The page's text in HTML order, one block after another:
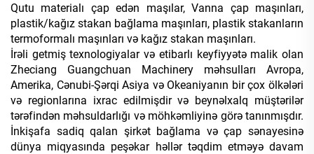
Qutu materialı çap edən maşılar, Vanna çap maşınları,
plastik/kağız stakan bağlama maşınları, plastik stakanların
termoformalı maşınları və kağız stakan maşınları.
İrəli getmiş texnologiyalar və etibarlı keyfiyyətə malik olan
Zheciang Guangchuan Machinery məhsulları Avropa,
Amerika, Cənubi-Şərqi Asiya və Okeaniyanın bir çox ölkələri
və regionlarına ixrac edilmişdir və beynəlxalq müştərilər
tərəfindən məhsuldarlığı və möhkəmliyinə görə tanınmışdır.
İnkişafa sadiq qalan şirkət bağlama və çap sənayesinə
dünya miqyasında peşəkar həllər təqdim etməyə davam